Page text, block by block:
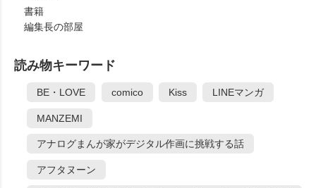
書籍
編集長の部屋
読み物キーワード
BE・LOVE comico Kiss LINEマンガ
MANZEMI
アナログまんが家がデジタル作画に挑戦する話
アフタヌーン